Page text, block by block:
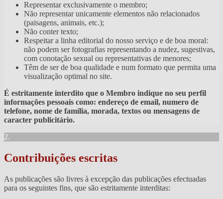
Representar exclusivamente o membro;
Não representar unicamente elementos não relacionados
(paisagens, animais, etc.);
Não conter texto;
Respeitar a linha editorial do nosso serviço e de boa moral:
não podem ser fotografias representando a nudez, sugestivas,
com conotação sexual ou representativas de menores;
Têm de ser de boa qualidade e num formato que permita uma
visualização optimal no site.
É estritamente interdito que o Membro indique no seu perfil
informações pessoais como: endereço de email, numero de
telefone, nome de família, morada, textos ou mensagens de
caracter publicitário.
2.
Contribuições escritas
As publicações são livres à excepção das publicações efectuadas
para os seguintes fins, que são estritamente interditas: